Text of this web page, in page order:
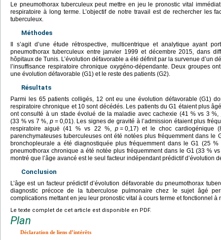
Le pneumothorax tuberculeux peut mettre en jeu le pronostic vital
respiratoire à long terme. L’objectif de notre travail est de rechercher les
tuberculeux.
Méthodes
Il s’agit d’une étude rétrospective, multicentrique et analytique ayant
pneumothorax tuberculeux entre janvier 1999 et décembre 2015, dans
hôpitaux de Tunis. L’évolution défavorable a été définit par la survenue d’un
l’insuffisance respiratoire chronique oxygéno-dépendante. Deux groupes
une évolution défavorable (G1) et le reste des patients (G2).
Résultats
Parmi les 65 patients colligés, 12 ont eu une évolution défavorable (G1)
respiratoire chronique et 10 sont décédés. Les patients du G1 étaient plus
ont consulté à un stade évolué de la maladie avec cachexie (41 % vs 3 %,
(33 % vs 7 %, p = 0,01). Les signes de gravité à l’admission étaient plus
respiratoire aiguë (41 % vs 22 %, p = 0,17) et le choc
parenchymateuses tuberculeuses ont été notées plus fréquemment dans le
bronchopleurale a été diagnostiquée plus fréquemment dans le G1 (25
pneumothorax chronique a été notée plus fréquemment dans le G1 (33 %
montré que l’âge avancé est le seul facteur indépendant prédictif d’évolution
Conclusion
L’âge est un facteur prédictif d’évolution défavorable du pneumothorax
diagnostic précoce de la tuberculose pulmonaire chez le sujet âgé
complications mettant en jeu leur pronostic vital à cours terme et fonctionnel à
Le texte complet de cet article est disponible en PDF.
Plan
Déclaration de liens d’intérêts